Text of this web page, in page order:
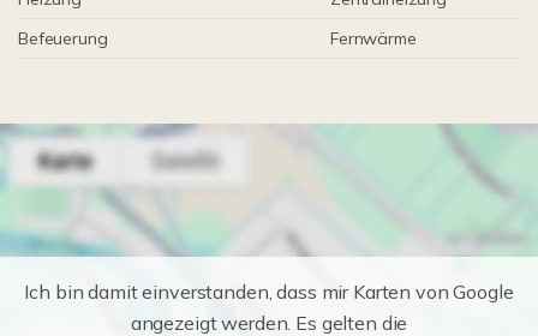
Befeuerung
Fernwärme
Ich bin damit einverstanden, dass mir Karten von Google
angezeigt werden. Es gelten die